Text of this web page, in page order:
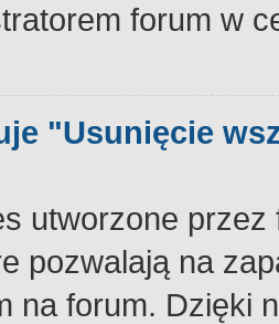
forum w
"Usunięcie
utworzone
pozwalają na
na forum. Dzięki